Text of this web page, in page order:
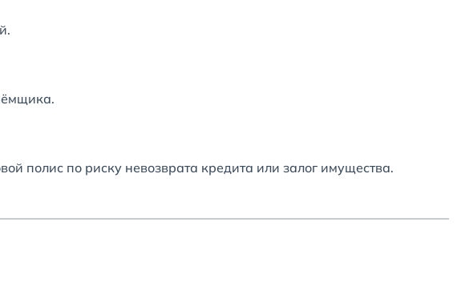
полис по риску невозврата кредита или залог имущества.